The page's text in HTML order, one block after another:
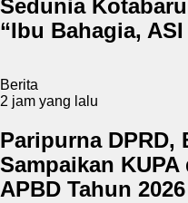
Sedunia
“Ibu Bahagia,
Berita
2 jam yang lalu
Paripurna DPRD,
Sampaikan
APBD Tahun 2026